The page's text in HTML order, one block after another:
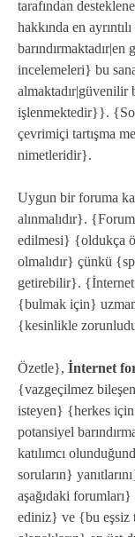
tarafından
hakkında en
incelemeleri} bu
almaktadır|güvenilir
işlenmektedir}}.
çevrimiçi tartışma
nimetleridir}.
Uygun bir foruma
alınmalıdır}.
edilmesi} {oldukça
olmalıdır} çünkü
getirebilir}.
{bulmak için}
{kesinlikle
Özetle}, İnternet
{vazgeçilmez
isteyen} {herkes
potansiyel
katılımcı
soruların}
aşağıdaki
ediniz} ve {bu eşsiz